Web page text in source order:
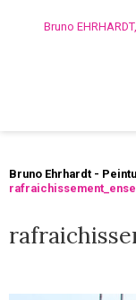
Bruno
Bruno Ehrhardt -